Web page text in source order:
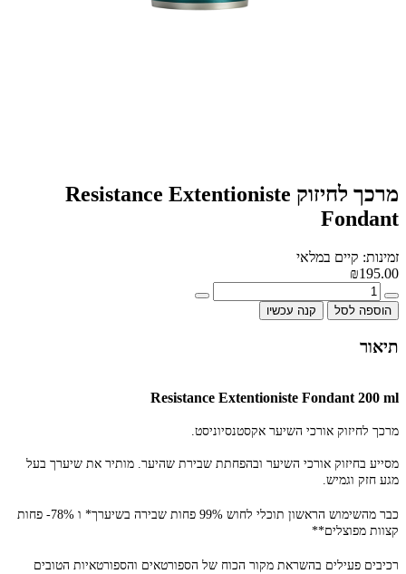
מרכך לחיזוק Resistance Extentioniste
Fondant
זמינות: קיים במלאי
₪195.00
הוספה לסל קנה עכשיו
תיאור
Resistance Extentioniste Fondant 200 ml
מרכך לחיזוק אורכי השיער אקסטנסיוניסט.
מסייע בחיזוק אורכי השיער ובהפחתת שבירת שהיער. מותיר את שיערך בעל
מגע חזק וגמיש.
כבר מהשימוש הראשון תוכלי לחוש 99% פחות שבירה בשיערך* ו 78%- פחות
קצוות מפוצלים**
רכיבים פעילים בהשראת מקור הכוח של הספורטאים והספורטאיות הטובים